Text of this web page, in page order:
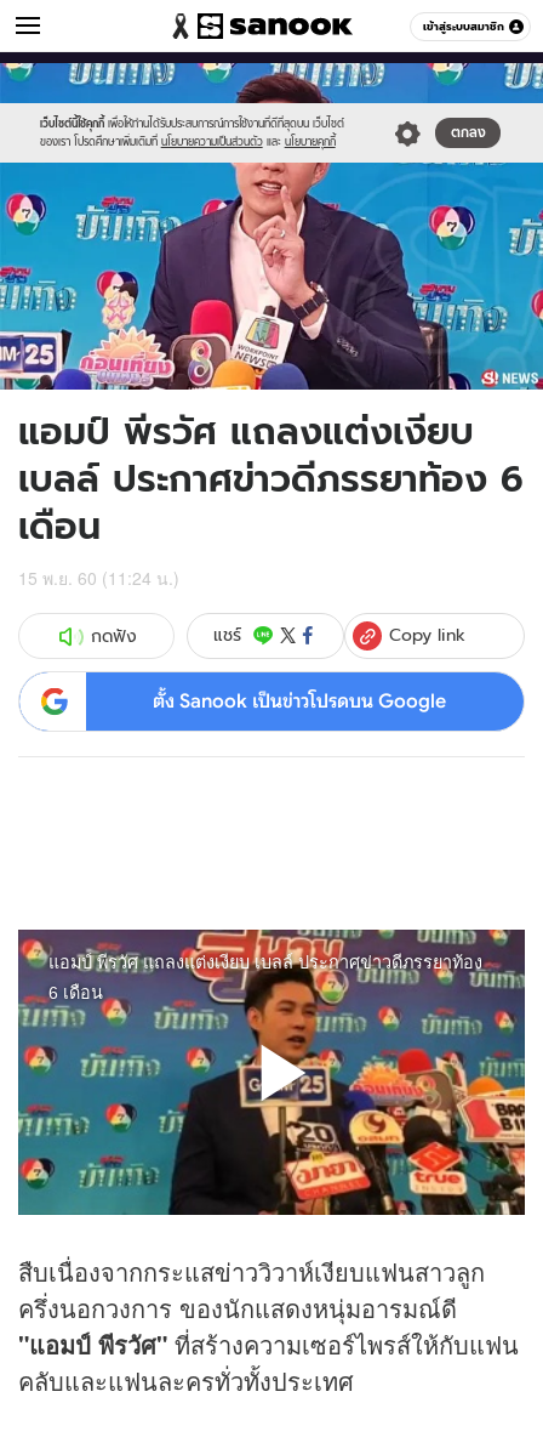
เข้าสู่ระบบสมาชิก
ข่าวบันเทิง หมวดอื่นๆ
เว็บไซต์นี้ใช้คุกกี้ เพื่อให้ท่านได้รับประสบการณ์การใช้งานที่ดีที่สุดบน เว็บไซต์
ของเรา โปรดศึกษาเพิ่มเติมที่ นโยบายความเป็นส่วนตัว และ นโยบายคุกกี้
ตกลง
Sanook
//s.isanook.com/sr/0/images/logo-
new-
sanook.png
600
60
//s.isanook.com/ns/0/ud/850/4253458/49.jpg
แอมป์ พีรวัศ แถลงแต่งเงียบ
เบลล์ ประกาศข่าวดีภรรยาท้อง 6
เดือน
15 พ.ย. 60 (11:24 น.)
กดฟัง แชร์ Copy link
ตั้ง Sanook เป็นข่าวโปรดบน Google
สืบเนื่องจากกระแสข่าววิวาห์เงียบแฟนสาวลูก
ครึ่งนอกวงการ ของนักแสดงหนุ่มอารมณ์ดี
"แอมป์ พีรวัศ" ที่สร้างความเซอร์ไพรส์ให้กับแฟน
คลับและแฟนละครทั่วทั้งประเทศ